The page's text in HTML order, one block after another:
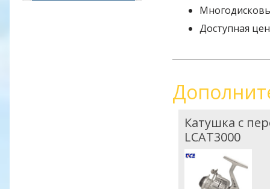
Доступная
Катушка с
LCAT3000